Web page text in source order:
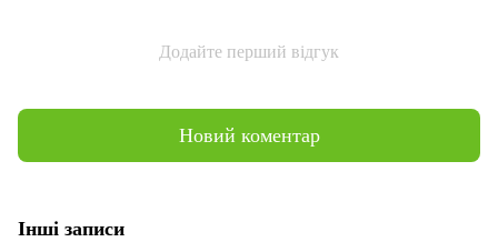
Додайте перший відгук
Новий коментар
Інші записи